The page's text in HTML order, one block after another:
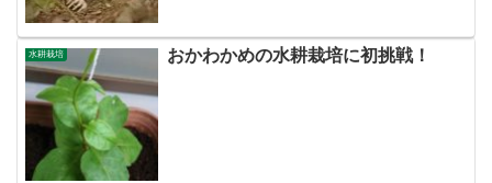
水耕栽培 おかわかめの水耕栽培に初挑戦！